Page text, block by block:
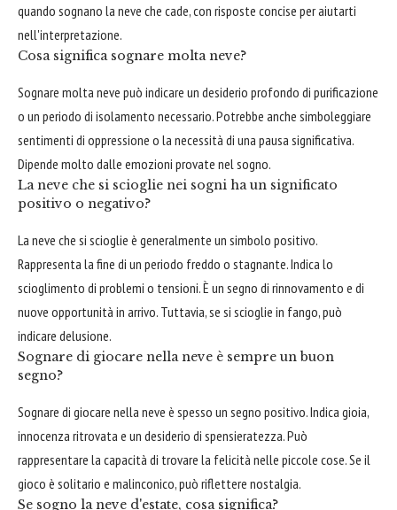
quando sognano la neve che cade, con risposte concise per aiutarti
nell'interpretazione.
Cosa significa sognare molta neve?
Sognare molta neve può indicare un desiderio profondo di purificazione
o un periodo di isolamento necessario. Potrebbe anche simboleggiare
sentimenti di oppressione o la necessità di una pausa significativa.
Dipende molto dalle emozioni provate nel sogno.
La neve che si scioglie nei sogni ha un significato
positivo o negativo?
La neve che si scioglie è generalmente un simbolo positivo.
Rappresenta la fine di un periodo freddo o stagnante. Indica lo
scioglimento di problemi o tensioni. È un segno di rinnovamento e di
nuove opportunità in arrivo. Tuttavia, se si scioglie in fango, può
indicare delusione.
Sognare di giocare nella neve è sempre un buon
segno?
Sognare di giocare nella neve è spesso un segno positivo. Indica gioia,
innocenza ritrovata e un desiderio di spensieratezza. Può
rappresentare la capacità di trovare la felicità nelle piccole cose. Se il
gioco è solitario e malinconico, può riflettere nostalgia.
Se sogno la neve d'estate, cosa significa?